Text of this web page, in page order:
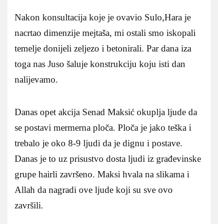
Nakon konsultacija koje je ovavio Sulo,Hara je
nacrtao dimenzije mejtaša, mi ostali smo iskopali
temelje donijeli zeljezo i betonirali. Par dana iza
toga nas Juso šaluje konstrukciju koju isti dan
nalijevamo.
Danas opet akcija Senad Maksić okuplja ljude da
se postavi mermerna ploča. Ploča je jako teška i
trebalo je oko 8-9 ljudi da je dignu i postave.
Danas je to uz prisustvo dosta ljudi iz građevinske
grupe hairli završeno. Maksi hvala na slikama i
Allah da nagradi ove ljude koji su sve ovo
završili.